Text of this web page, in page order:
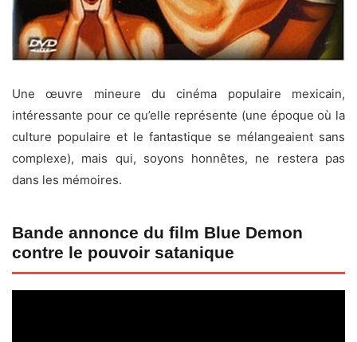
Une œuvre mineure du cinéma populaire mexicain,
intéressante pour ce qu’elle représente (une époque où la
culture populaire et le fantastique se mélangeaient sans
complexe), mais qui, soyons honnêtes, ne restera pas
dans les mémoires.
Bande annonce du film Blue Demon
contre le pouvoir satanique